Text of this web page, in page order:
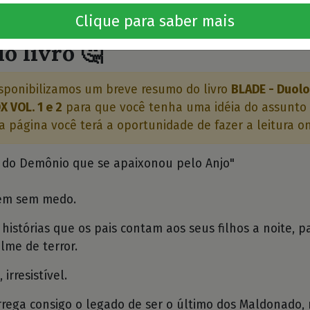
livro 🤔
um breve resumo do livro BLADE -
VOL. 1 e 2 para que você tenha uma idéia do
página você terá a oportunidade de fazer a leitura
Demônio que se apaixonou pelo Anjo"
sem medo.
que os pais contam aos seus filhos a noite,
de terror.
irresistível.
consigo o legado de ser o último dos
Clique para saber mais